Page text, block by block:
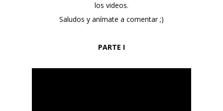
los videos.
Saludos y anímate a comentar ;)
PARTE I